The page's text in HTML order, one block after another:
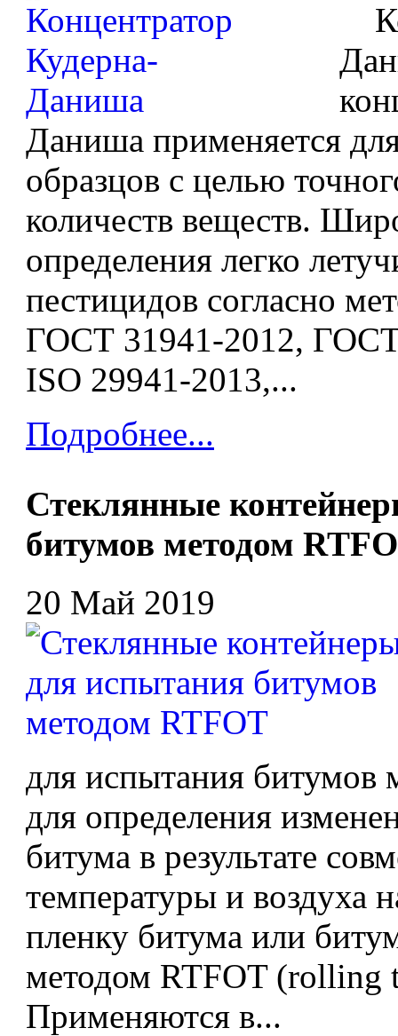
Даниша применяется
образцов с целью
количеств веществ.
определения легко
пестицидов согласно
ГОСТ 31941-2012,
ISO 29941-2013,...
Подробнее...
Стеклянные
битумов методом
20 Май 2019
для испытания битумов
для определения
битума в результате
температуры и
пленку битума или
методом RTFOT (rolling
Применяются в...